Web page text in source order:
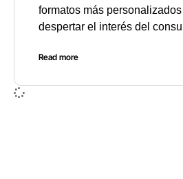
formatos más
despertar el interés del
Read more